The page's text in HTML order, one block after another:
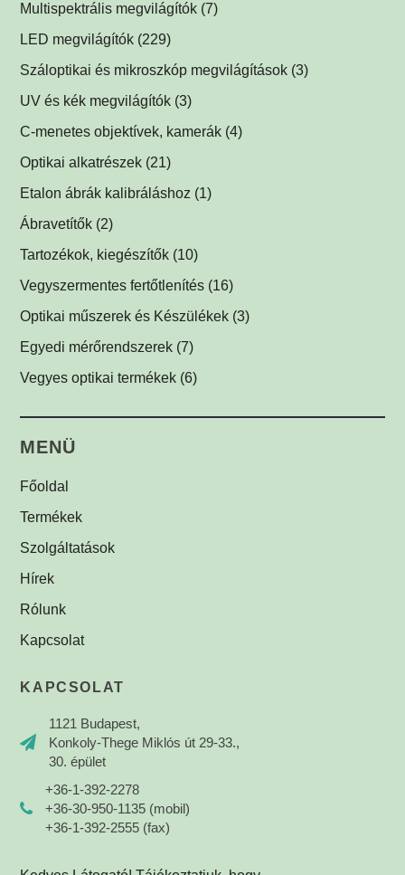
Multispektrális megvilágítók (7)
Multispektrális dóm megvilágítók
Multispektrális háttérvilágítók
LED megvilágítók (229)
Gyűrűvilágítók
(1)
Súrlófények
Égboltvilágítók
(1)
Koaxiális világítók
(2)
Háttérvilágítók
(5)
SPOT megvilágítók
SPOT vetítők
Mátrix megvilágítók
(2)
Csíkvetítők
Egyedi megvilágítók
(2)
Száloptikai és mikroszkóp megvilágítások (3)
UV és kék megvilágítók (3)
UV és kék megvilágítások fluoreszcens alkalmazáshoz
C-menetes objektívek, kamerák (4)
Optikai alkatrészek (21)
Műszerüvegek
(1)
Optikai tükrök, prizmák
Lencsék
(1)
Optikai szűrők
(5)
Védőüvegek
Etalon ábrák kalibráláshoz (1)
Ábravetítők (2)
Tartozékok, kiegészítők (10)
LED tápegységek
(1)
Kábelek
(1)
C-menetes közdarabok
(1)
Egyéb menetes adapterek (1)
Vegyszermentes fertőtlenítés (16)
Vírusölő és baktériumölő réz fólia
(12)
UV-C légfertőtlenítő
(3)
Optikai műszerek és Készülékek (3)
Egyedi mérőrendszerek (7)
Vegyes optikai termékek (6)
MENÜ
Főoldal
Termékek
Szolgáltatások
Hírek
Rólunk
Kapcsolat
KAPCSOLAT
1121 Budapest,
Konkoly-Thege Miklós út 29-33.,
30. épület
+36-1-392-2278
+36-30-950-1135 (mobil)
+36-1-392-2555 (fax)